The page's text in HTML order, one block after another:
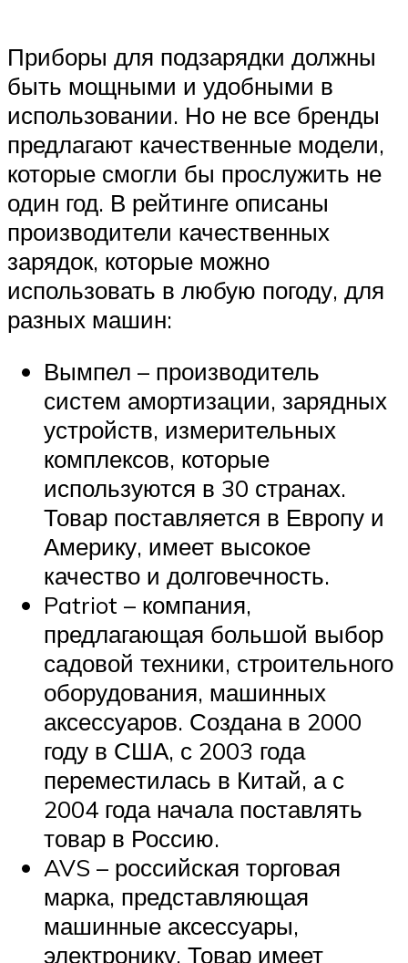
Меню
Приборы для подзарядки должны
быть мощными и удобными в
использовании. Но не все бренды
предлагают качественные модели,
которые смогли бы прослужить не
один год. В рейтинге описаны
производители качественных
зарядок, которые можно
использовать в любую погоду, для
разных машин:
Вымпел – производитель
систем амортизации, зарядных
устройств, измерительных
комплексов, которые
используются в 30 странах.
Товар поставляется в Европу и
Америку, имеет высокое
качество и долговечность.
Patriot – компания,
предлагающая большой выбор
садовой техники, строительного
оборудования, машинных
аксессуаров. Создана в 2000
году в США, с 2003 года
переместилась в Китай, а с
2004 года начала поставлять
товар в Россию.
AVS – российская торговая
марка, представляющая
машинные аксессуары,
электронику. Товар имеет